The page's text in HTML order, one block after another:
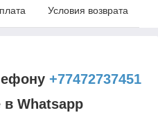
Условия возврата
+77472737451
Whatsapp